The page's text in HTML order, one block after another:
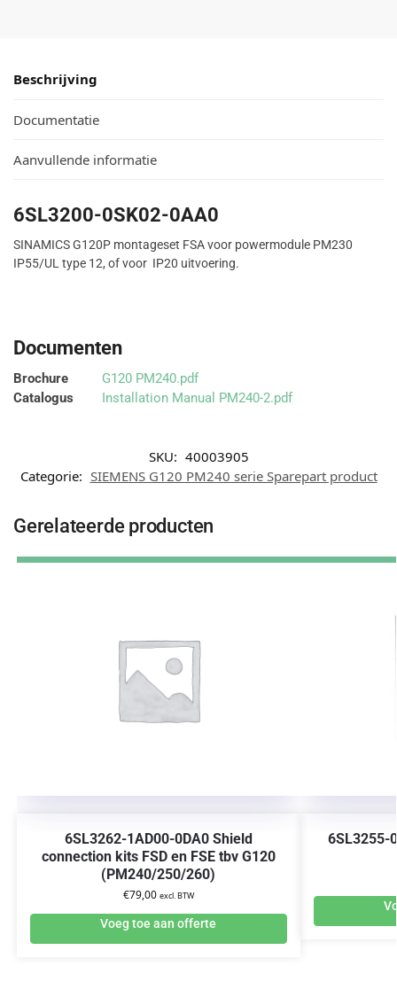
Beschrijving
Documentatie
Aanvullende informatie
6SL3200-0SK02-0AA0
SINAMICS G120P montageset FSA voor powermodule PM230
IP55/UL type 12, of voor IP20 uitvoering.
Documenten
Brochure
G120 PM240.pdf
Catalogus
Installation Manual PM240-2.pdf
SKU: 40003905
Categorie: SIEMENS G120 PM240 serie Sparepart product
Gerelateerde producten
6SL3262-1AD00-0DA0 Shield
connection kits FSD en FSE tbv G120
(PM240/250/260)
€79,00 excl. BTW
Voeg toe aan offerte
6SL3255-